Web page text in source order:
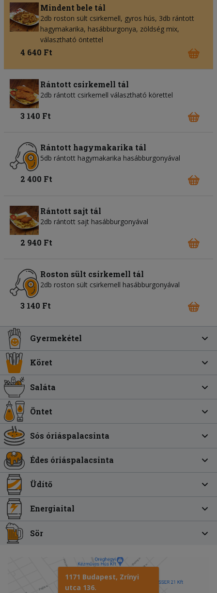
Mindent bele tál
2db roston sült csirkemell, gyros hús, 3db rántott
hagymakarika, hasábburgonya, zöldség mix,
választható öntettel
4 640 Ft
Rántott csirkemell tál
2db rántott csirkemell választható körettel
3 140 Ft
Rántott hagymakarika tál
5db rántott hagymakarika hasábburgonyával
2 400 Ft
Rántott sajt tál
2db rántott sajt hasábburgonyával
2 940 Ft
Roston sült csirkemell tál
2db roston sült csirkemell hasábburgonyával
3 140 Ft
Gyermekétel
Köret
Saláta
Öntet
Sós óriáspalacsinta
Édes óriáspalacsinta
Üdítő
Energiaital
Sör
1171 Budapest, Zrínyi
utca 136.